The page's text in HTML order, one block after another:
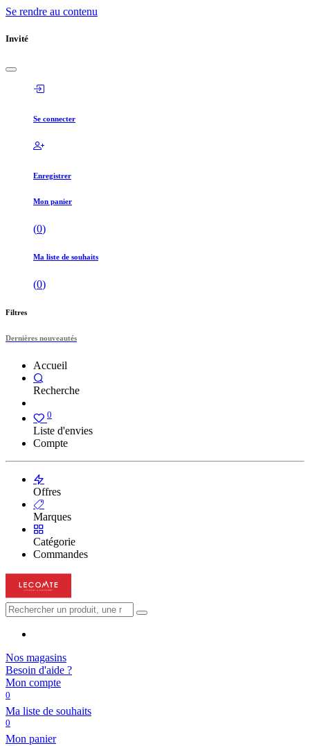
Se rendre au contenu
Invité
Se connecter
Enregistrer
Mon panier
(0)
Ma liste de souhaits
(0)
Filtres
Dernières nouveautés
Accueil
Recherche
0
Liste d'envies
Compte
Offres
Marques
Catégorie
Commandes
Nos magasins
Besoin d'aide ?
Mon compte
0
Ma liste de souhaits
0
Mon panier